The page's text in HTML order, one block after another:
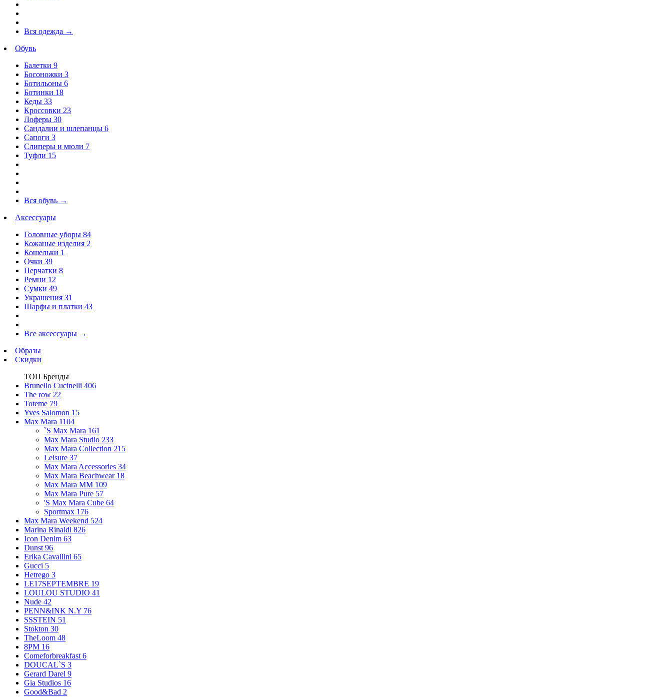
Вся одежда →
Обувь
Балетки 9
Босоножки 3
Ботильоны 6
Ботинки 18
Кеды 33
Кроссовки 23
Лоферы 30
Сандалии и шлепанцы 6
Сапоги 3
Слиперы и мюли 7
Туфли 15
Вся обувь →
Аксессуары
Головные уборы 84
Кожаные изделия 2
Кошельки 1
Очки 39
Перчатки 8
Ремни 12
Сумки 49
Украшения 31
Шарфы и платки 43
Все аксессуары →
Образы
Скидки
ТОП Бренды
Brunello Cucinelli 406
The row 22
Toteme 79
Yves Salomon 15
Max Mara 1104
`S Max Mara 161
Max Mara Studio 233
Max Mara Collection 215
Leisure 37
Max Mara Accessories 34
Max Mara Beachwear 18
Max Mara MM 109
Max Mara Pure 57
'S Max Mara Cube 64
Sportmax 176
Max Mara Weekend 524
Marina Rinaldi 826
Icon Denim 63
Dunst 96
Erika Cavallini 65
Gucci 5
Hetrego 3
LE17SEPTEMBRE 19
LOULOU STUDIO 41
Nude 42
PENN&INK N.Y 76
SSSTEIN 51
Stokton 30
TheLoom 48
8PM 16
Comeforbreakfast 6
DOUCAL`S 3
Gerard Darel 9
Gia Studios 16
Good&Bad 2